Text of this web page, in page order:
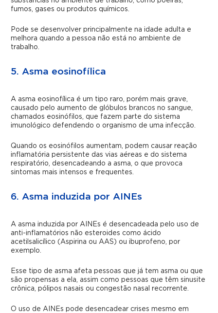
fumos, gases ou produtos químicos.
Pode se desenvolver principalmente na idade adulta e
melhora quando a pessoa não está no ambiente de
trabalho.
5. Asma eosinofílica
A asma eosinofílica é um tipo raro, porém mais grave,
causado pelo aumento de glóbulos brancos no sangue,
chamados eosinófilos, que fazem parte do sistema
imunológico defendendo o organismo de uma infecção.
Quando os eosinófilos aumentam, podem causar reação
inflamatória persistente das vias aéreas e do sistema
respiratório, desencadeando a asma, o que provoca
sintomas mais intensos e frequentes.
6. Asma induzida por AINEs
A asma induzida por AINEs é desencadeada pelo uso de
anti-inflamatórios não esteroides como ácido
acetilsalicílico (Aspirina ou AAS) ou ibuprofeno, por
exemplo.
Esse tipo de asma afeta pessoas que já tem asma ou que
são propensas a ela, assim como pessoas que têm sinusite
crônica, pólipos nasais ou congestão nasal recorrente.
O uso de AINEs pode desencadear crises mesmo em